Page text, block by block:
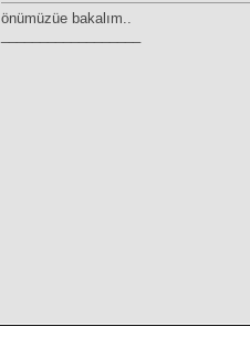
önümüzüe bakalım..